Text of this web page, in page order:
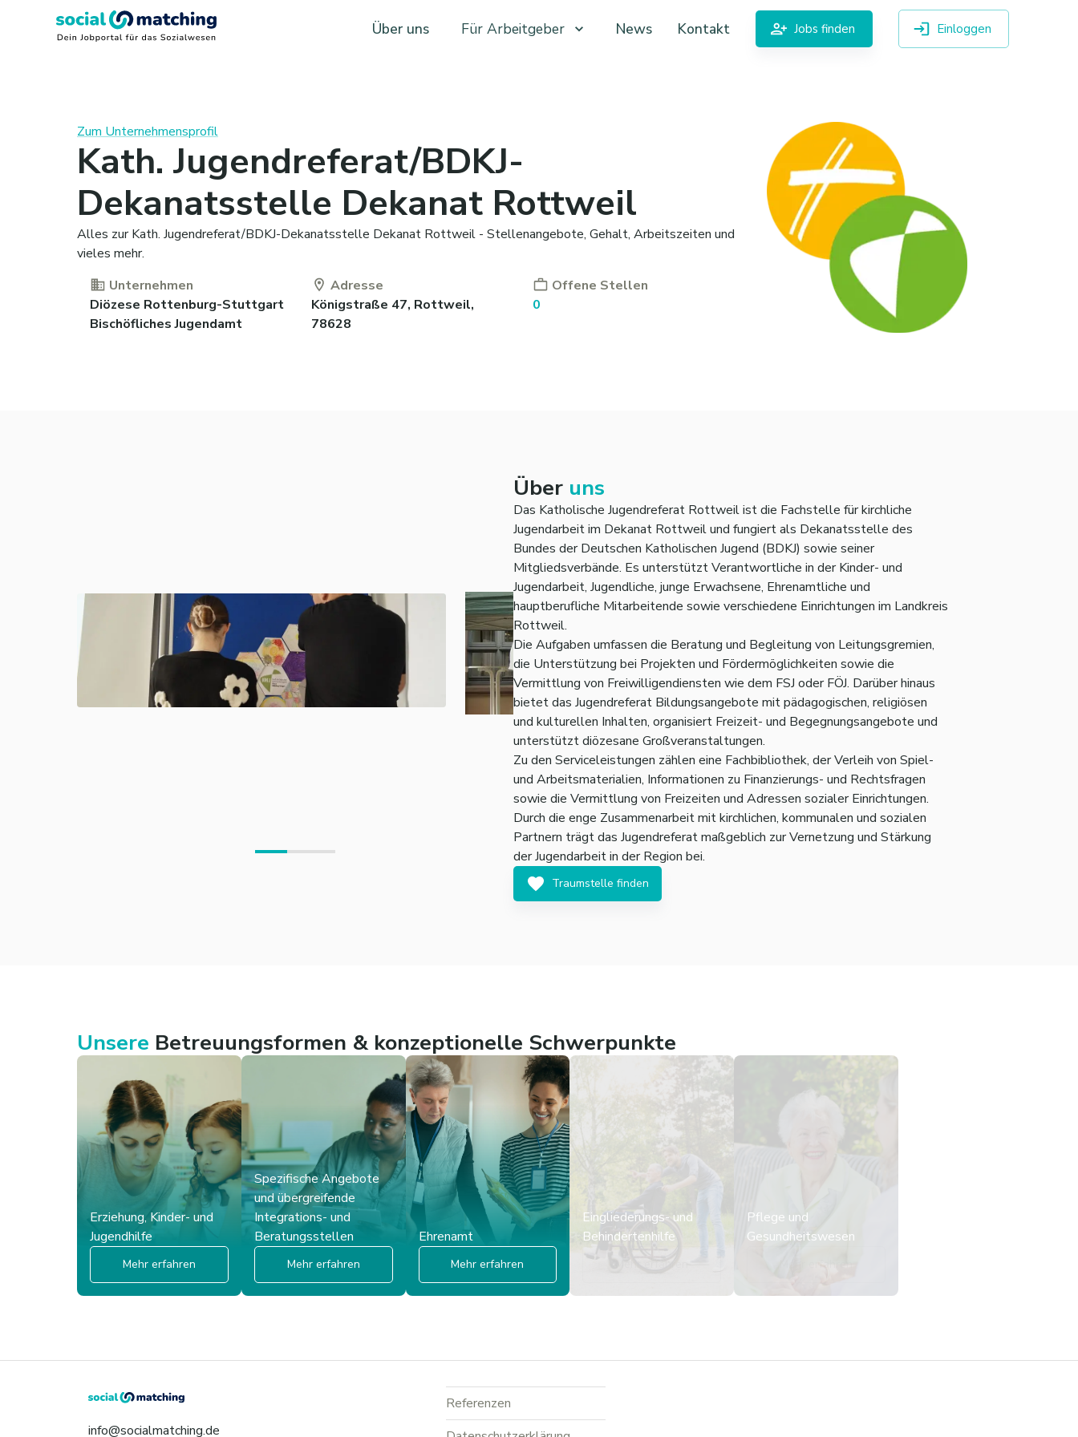
Über uns Für Arbeitgeber News Kontakt Jobs finden Einloggen
Zum Unternehmensprofil
Kath. Jugendreferat/BDKJ-
Dekanatsstelle Dekanat Rottweil
Alles zur Kath. Jugendreferat/BDKJ-Dekanatsstelle Dekanat Rottweil - Stellenangebote, Gehalt, Arbeitszeiten und
vieles mehr.
Unternehmen
Diözese Rottenburg-Stuttgart
Bischöfliches Jugendamt
Adresse
Königstraße 47, Rottweil,
78628
Offene Stellen
0
Über uns
Das Katholische Jugendreferat Rottweil ist die Fachstelle für kirchliche
Jugendarbeit im Dekanat Rottweil und fungiert als Dekanatsstelle des
Bundes der Deutschen Katholischen Jugend (BDKJ) sowie seiner
Mitgliedsverbände. Es unterstützt Verantwortliche in der Kinder- und
Jugendarbeit, Jugendliche, junge Erwachsene, Ehrenamtliche und
hauptberufliche Mitarbeitende sowie verschiedene Einrichtungen im Landkreis
Rottweil.
Die Aufgaben umfassen die Beratung und Begleitung von Leitungsgremien,
die Unterstützung bei Projekten und Fördermöglichkeiten sowie die
Vermittlung von Freiwilligendiensten wie dem FSJ oder FÖJ. Darüber hinaus
bietet das Jugendreferat Bildungsangebote mit pädagogischen, religiösen
und kulturellen Inhalten, organisiert Freizeit- und Begegnungsangebote und
unterstützt diözesane Großveranstaltungen.
Zu den Serviceleistungen zählen eine Fachbibliothek, der Verleih von Spiel-
und Arbeitsmaterialien, Informationen zu Finanzierungs- und Rechtsfragen
sowie die Vermittlung von Freizeiten und Adressen sozialer Einrichtungen.
Durch die enge Zusammenarbeit mit kirchlichen, kommunalen und sozialen
Partnern trägt das Jugendreferat maßgeblich zur Vernetzung und Stärkung
der Jugendarbeit in der Region bei.
Traumstelle finden
Unsere Betreuungsformen & konzeptionelle Schwerpunkte
Erziehung, Kinder- und
Jugendhilfe
Mehr erfahren
Spezifische Angebote
und übergreifende
Integrations- und
Beratungsstellen
Mehr erfahren
Ehrenamt
Mehr erfahren
Eingliederungs- und
Behindertenhilfe
Pflege und
Gesundheitswesen
Mehr erfahren
info@socialmatching.de
Referenzen